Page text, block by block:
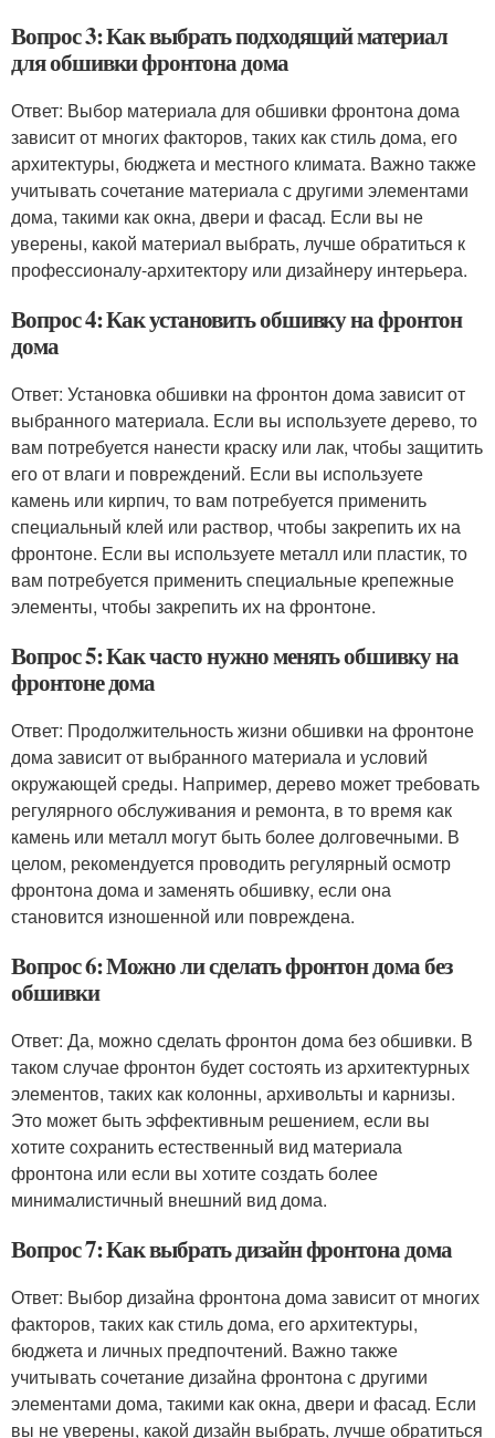
Вопрос 3: Как выбрать подходящий материал
для обшивки фронтона дома
Ответ: Выбор материала для обшивки фронтона дома
зависит от многих факторов, таких как стиль дома, его
архитектуры, бюджета и местного климата. Важно также
учитывать сочетание материала с другими элементами
дома, такими как окна, двери и фасад. Если вы не
уверены, какой материал выбрать, лучше обратиться к
профессионалу-архитектору или дизайнеру интерьера.
Вопрос 4: Как установить обшивку на фронтон
дома
Ответ: Установка обшивки на фронтон дома зависит от
выбранного материала. Если вы используете дерево, то
вам потребуется нанести краску или лак, чтобы защитить
его от влаги и повреждений. Если вы используете
камень или кирпич, то вам потребуется применить
специальный клей или раствор, чтобы закрепить их на
фронтоне. Если вы используете металл или пластик, то
вам потребуется применить специальные крепежные
элементы, чтобы закрепить их на фронтоне.
Вопрос 5: Как часто нужно менять обшивку на
фронтоне дома
Ответ: Продолжительность жизни обшивки на фронтоне
дома зависит от выбранного материала и условий
окружающей среды. Например, дерево может требовать
регулярного обслуживания и ремонта, в то время как
камень или металл могут быть более долговечными. В
целом, рекомендуется проводить регулярный осмотр
фронтона дома и заменять обшивку, если она
становится изношенной или повреждена.
Вопрос 6: Можно ли сделать фронтон дома без
обшивки
Ответ: Да, можно сделать фронтон дома без обшивки. В
таком случае фронтон будет состоять из архитектурных
элементов, таких как колонны, архивольты и карнизы.
Это может быть эффективным решением, если вы
хотите сохранить естественный вид материала
фронтона или если вы хотите создать более
минималистичный внешний вид дома.
Вопрос 7: Как выбрать дизайн фронтона дома
Ответ: Выбор дизайна фронтона дома зависит от многих
факторов, таких как стиль дома, его архитектуры,
бюджета и личных предпочтений. Важно также
учитывать сочетание дизайна фронтона с другими
элементами дома, такими как окна, двери и фасад. Если
вы не уверены, какой дизайн выбрать, лучше обратиться